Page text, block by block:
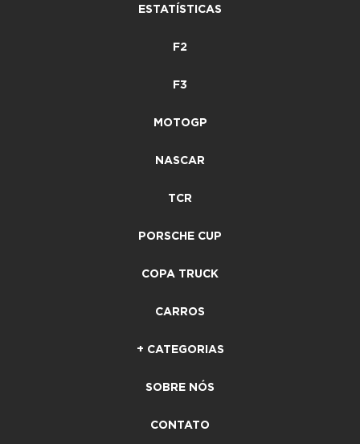
ESTATÍSTICAS
F2
F3
MOTOGP
NASCAR
TCR
PORSCHE CUP
COPA TRUCK
CARROS
+ CATEGORIAS
SOBRE NÓS
CONTATO